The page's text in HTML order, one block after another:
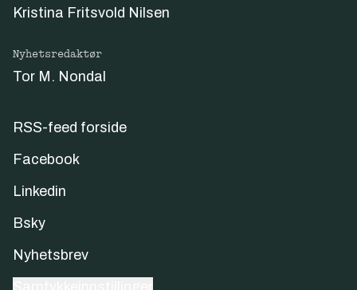
Kristina Fritsvold Nilsen
Nyhetsredaktør
Tor M. Nondal
RSS-feed forside
Facebook
Linkedin
Bsky
Nyhetsbrev